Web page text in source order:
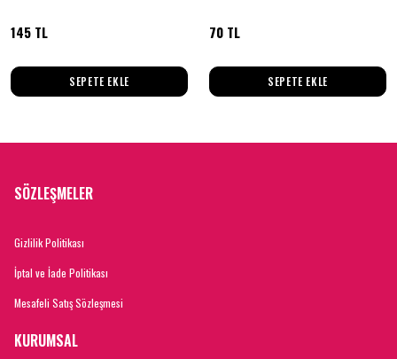
145 TL
SEPETE EKLE
70 TL
SEPETE EKLE
SÖZLEŞMELER
Gizlilik Politikası
İptal ve İade Politikası
Mesafeli Satış Sözleşmesi
KURUMSAL